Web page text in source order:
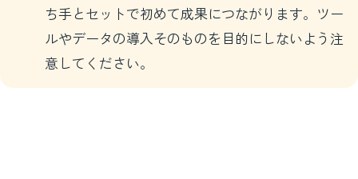
ち手とセットで初めて成果につながります。ツー
ルやデータの導入そのものを目的にしないよう注
意してください。